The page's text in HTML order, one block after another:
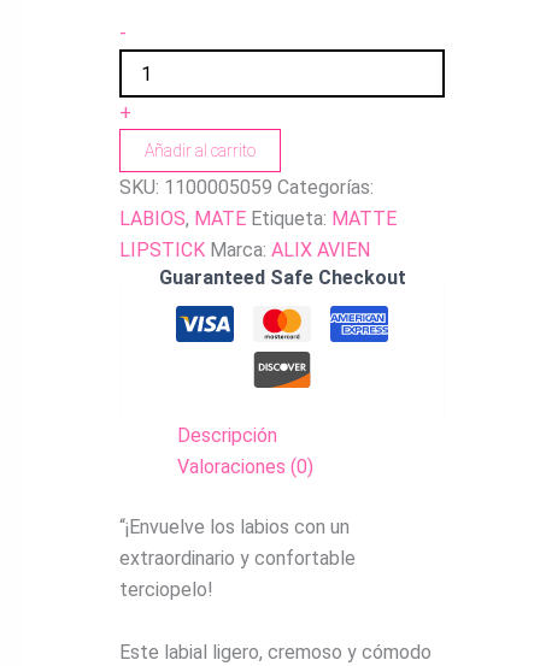
-
+
Añadir al carrito
SKU: 1100005059 Categorías:
LABIOS, MATE Etiqueta: MATTE
LIPSTICK Marca: ALIX AVIEN
Guaranteed Safe Checkout
Descripción
Valoraciones (0)
“¡Envuelve los labios con un
extraordinario y confortable
terciopelo!
Este labial ligero, cremoso y cómodo